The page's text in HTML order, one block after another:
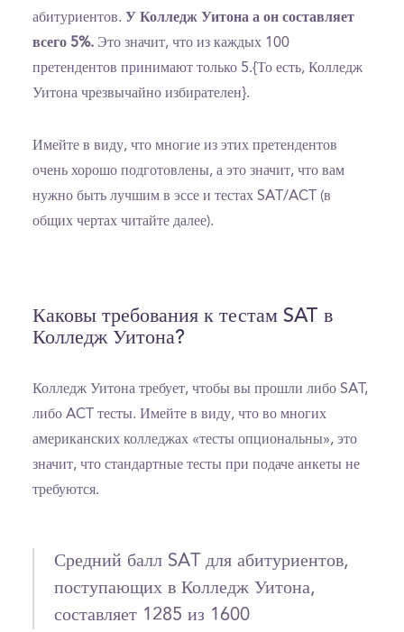
абитуриентов. У Колледж Уитона а он составляет
всего 5%. Это значит, что из каждых 100
претендентов принимают только 5.{То есть, Колледж
Уитона чрезвычайно избирателен}.
Имейте в виду, что многие из этих претендентов
очень хорошо подготовлены, а это значит, что вам
нужно быть лучшим в эссе и тестах SAT/ACT (в
общих чертах читайте далее).
Каковы требования к тестам SAT в
Колледж Уитона?
Колледж Уитона требует, чтобы вы прошли либо SAT,
либо ACT тесты. Имейте в виду, что во многих
американских колледжах «тесты опциональны», это
значит, что стандартные тесты при подаче анкеты не
требуются.
Средний балл SAT для абитуриентов,
поступающих в Колледж Уитона,
составляет 1285 из 1600